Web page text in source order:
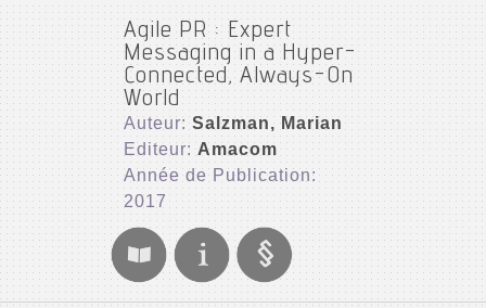
Agile PR : Expert
Messaging in a Hyper-
Connected, Always-On
World
Auteur:Salzman, Marian
Editeur:Amacom
Année de Publication:
2017